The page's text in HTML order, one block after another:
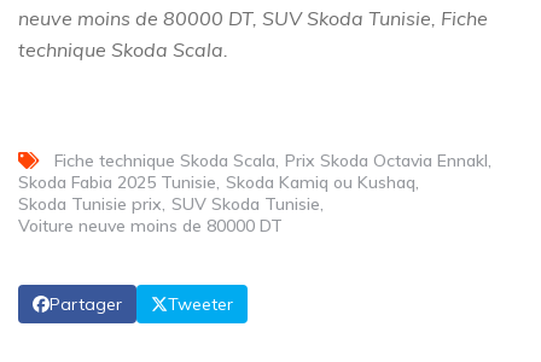
neuve moins de 80000 DT, SUV Skoda Tunisie, Fiche
technique Skoda Scala.
Fiche technique Skoda Scala Prix Skoda Octavia Ennakl
Skoda Fabia 2025 Tunisie Skoda Kamiq ou Kushaq
Skoda Tunisie prix SUV Skoda Tunisie
Voiture neuve moins de 80000 DT
Partager Tweeter